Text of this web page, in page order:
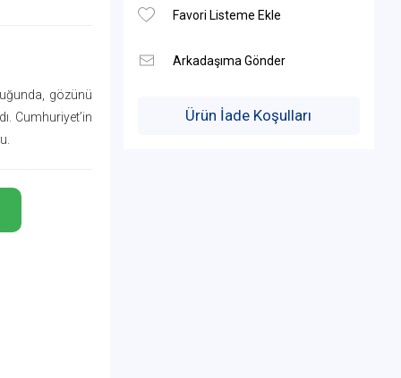
gözünü
Cumhuriyet’in
Ürün İade Koşulları